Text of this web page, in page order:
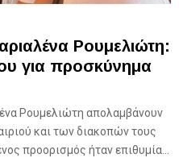
Ρουμελιώτη:
για προσκύνημα
Ρουμελιώτη απολαμβάνουν
και των διακοπών τους
προορισμός ήταν επιθυμία...